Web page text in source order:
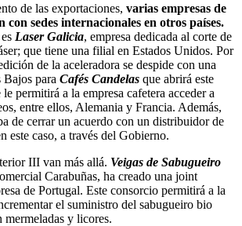
de las exportaciones, varias empresas de
sedes internacionales en otros países.
Laser Galicia, empresa dedicada al corte de
que tiene una filial en Estados Unidos. Por
de la aceleradora se despide con una
Bajos para Cafés Candelas que abrirá este
permitirá a la empresa cafetera acceder a
entre ellos, Alemania y Francia. Además,
de cerrar un acuerdo con un distribuidor de
este caso, a través del Gobierno.
III van más allá. Veigas de Sabugueiro
Carabuñas, ha creado una joint
de Portugal. Este consorcio permitirá a la
el suministro del sabugueiro bio
mermeladas y licores.